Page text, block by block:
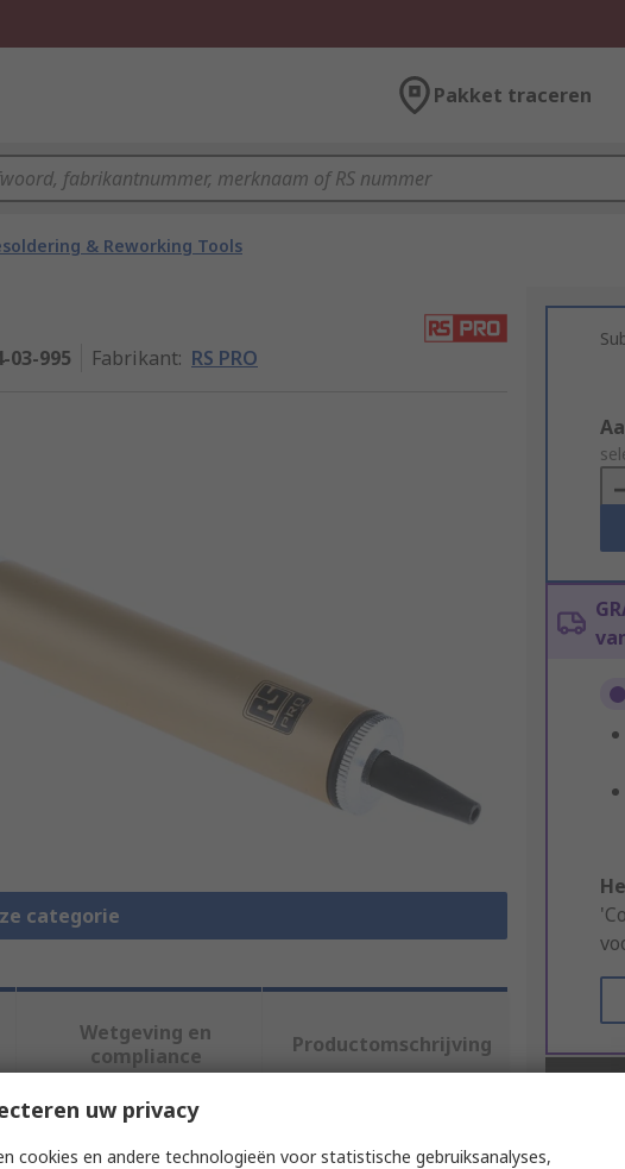
Pakket traceren
& Reworking Tools
03-995 Fabrikant: RS PRO
categorie
to
Wetgeving en
compliance
Productomschrijving
kenmerken te selecteren.
uw privacy
cookies en andere technologieën voor statistische gebruiksanalyses,